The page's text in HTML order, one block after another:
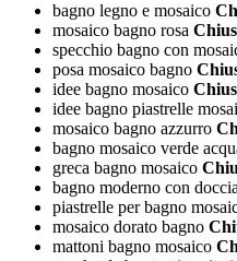
bagno legno e mosaico
mosaico bagno rosa
specchio bagno con
posa mosaico bagno
idee bagno mosaico
idee bagno piastrelle
mosaico bagno azzurro
bagno mosaico verde
greca bagno mosaico
bagno moderno con
piastrelle per bagno
mosaico dorato bagno
mattoni bagno mosaico